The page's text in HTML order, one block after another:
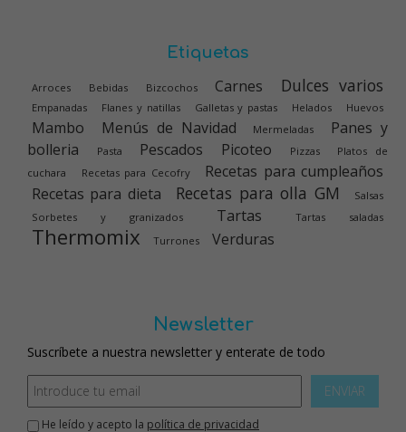
Etiquetas
Arroces Bebidas Bizcochos Carnes Dulces varios
Empanadas Flanes y natillas Galletas y pastas Helados Huevos
Mambo Menús de Navidad Mermeladas
Panes y
bolleria
Pasta Pescados Picoteo Pizzas
Platos de
cuchara
Recetas para Cecofry
Recetas para cumpleaños
Recetas para dieta
Recetas para olla GM
Salsas
Sorbetes y granizados
Tartas Tartas saladas
Thermomix Turrones Verduras
Newsletter
Suscríbete a nuestra newsletter y enterate de todo
ENVIAR
He leído y acepto la política de privacidad